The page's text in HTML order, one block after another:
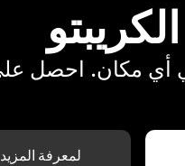
لمعرفة المزيد